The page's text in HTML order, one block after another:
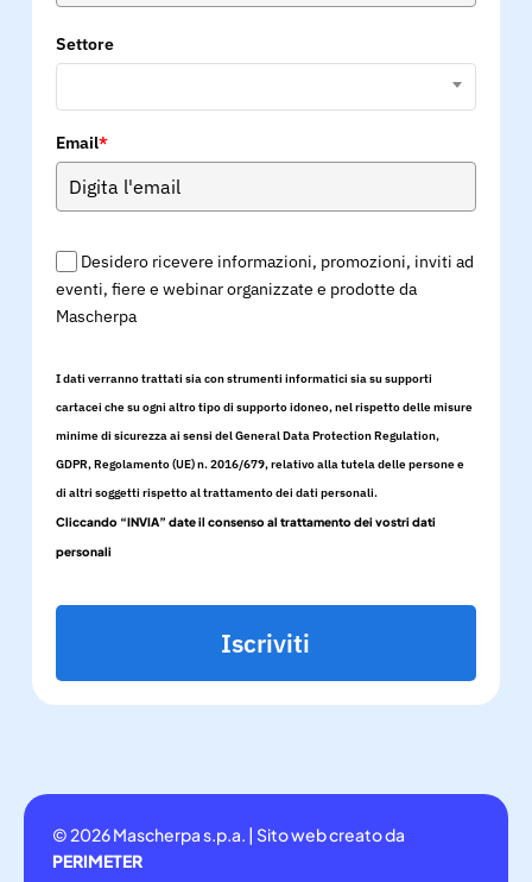
Settore
Email*
Desidero ricevere informazioni, promozioni, inviti ad
eventi, fiere e webinar organizzate e prodotte da
Mascherpa
I dati verranno trattati sia con strumenti informatici sia su supporti
cartacei che su ogni altro tipo di supporto idoneo, nel rispetto delle misure
minime di sicurezza ai sensi del General Data Protection Regulation,
GDPR, Regolamento (UE) n. 2016/679, relativo alla tutela delle persone e
di altri soggetti rispetto al trattamento dei dati personali.
Cliccando “INVIA” date il consenso al trattamento dei vostri dati
personali
Iscriviti
© 2026 Mascherpa s.p.a. | Sito web creato da
PERIMETER